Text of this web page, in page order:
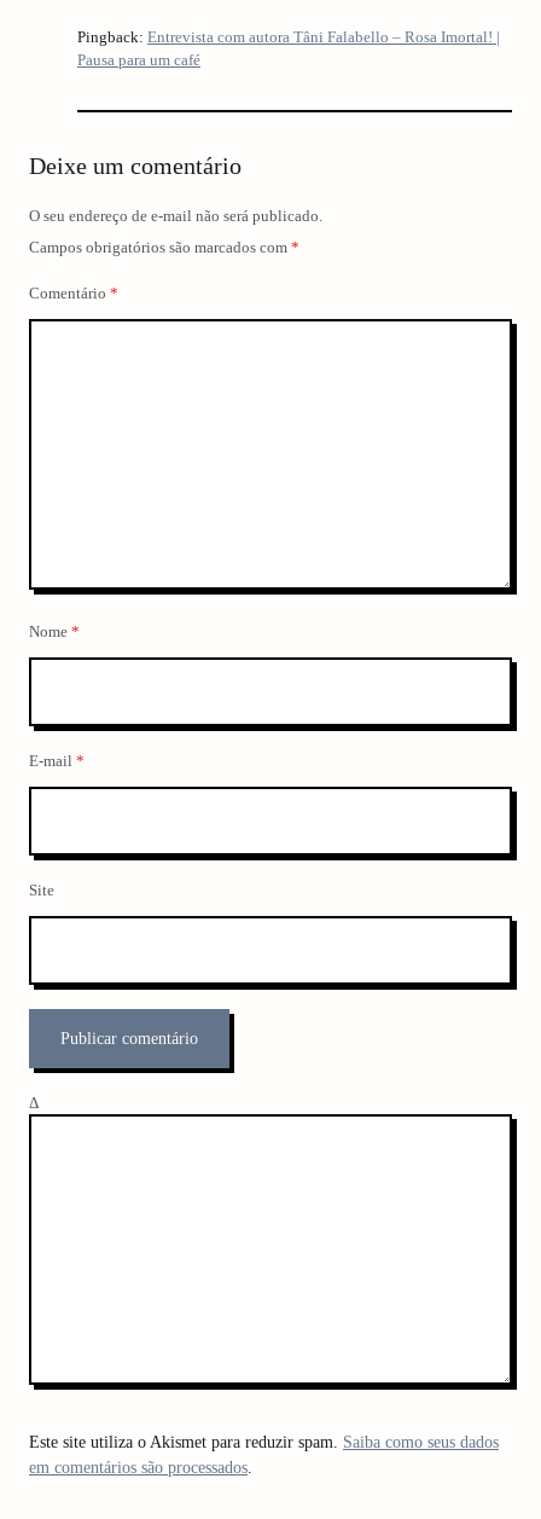
Pingback: Entrevista com autora Tâni Falabello – Rosa Imortal! |
Pausa para um café
Deixe um comentário
O seu endereço de e-mail não será publicado.
Campos obrigatórios são marcados com *
Comentário *
Nome *
E-mail *
Site
Δ
Este site utiliza o Akismet para reduzir spam. Saiba como seus dados
em comentários são processados.